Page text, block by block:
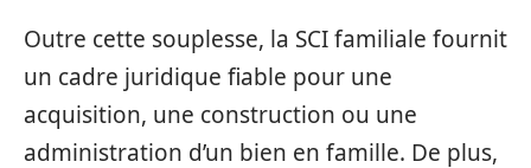
Outre cette souplesse, la SCI familiale fournit
un cadre juridique fiable pour une
acquisition, une construction ou une
administration d’un bien en famille. De plus,